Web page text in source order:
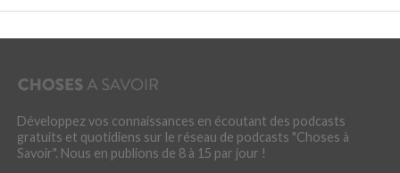
Développez vos connaissances en écoutant des podcasts
gratuits et quotidiens sur le réseau de podcasts "Choses à
Savoir". Nous en publions de 8 à 15 par jour !